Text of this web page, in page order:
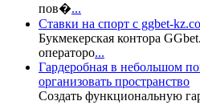
пов�...
Ставки на спорт с ggbet-
Букмекерская контора
операторо...
Гардеробная в небольшом
организовать пространство
Создать функциональную